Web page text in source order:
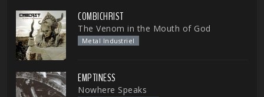
COMBICHRIST
The Venom in the Mouth of God
Metal Industriel
EMPTINESS
Nowhere Speaks